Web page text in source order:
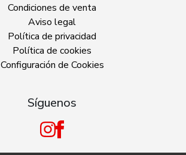
Condiciones de venta
Aviso legal
Política de privacidad
Política de cookies
Configuración de Cookies
Síguenos